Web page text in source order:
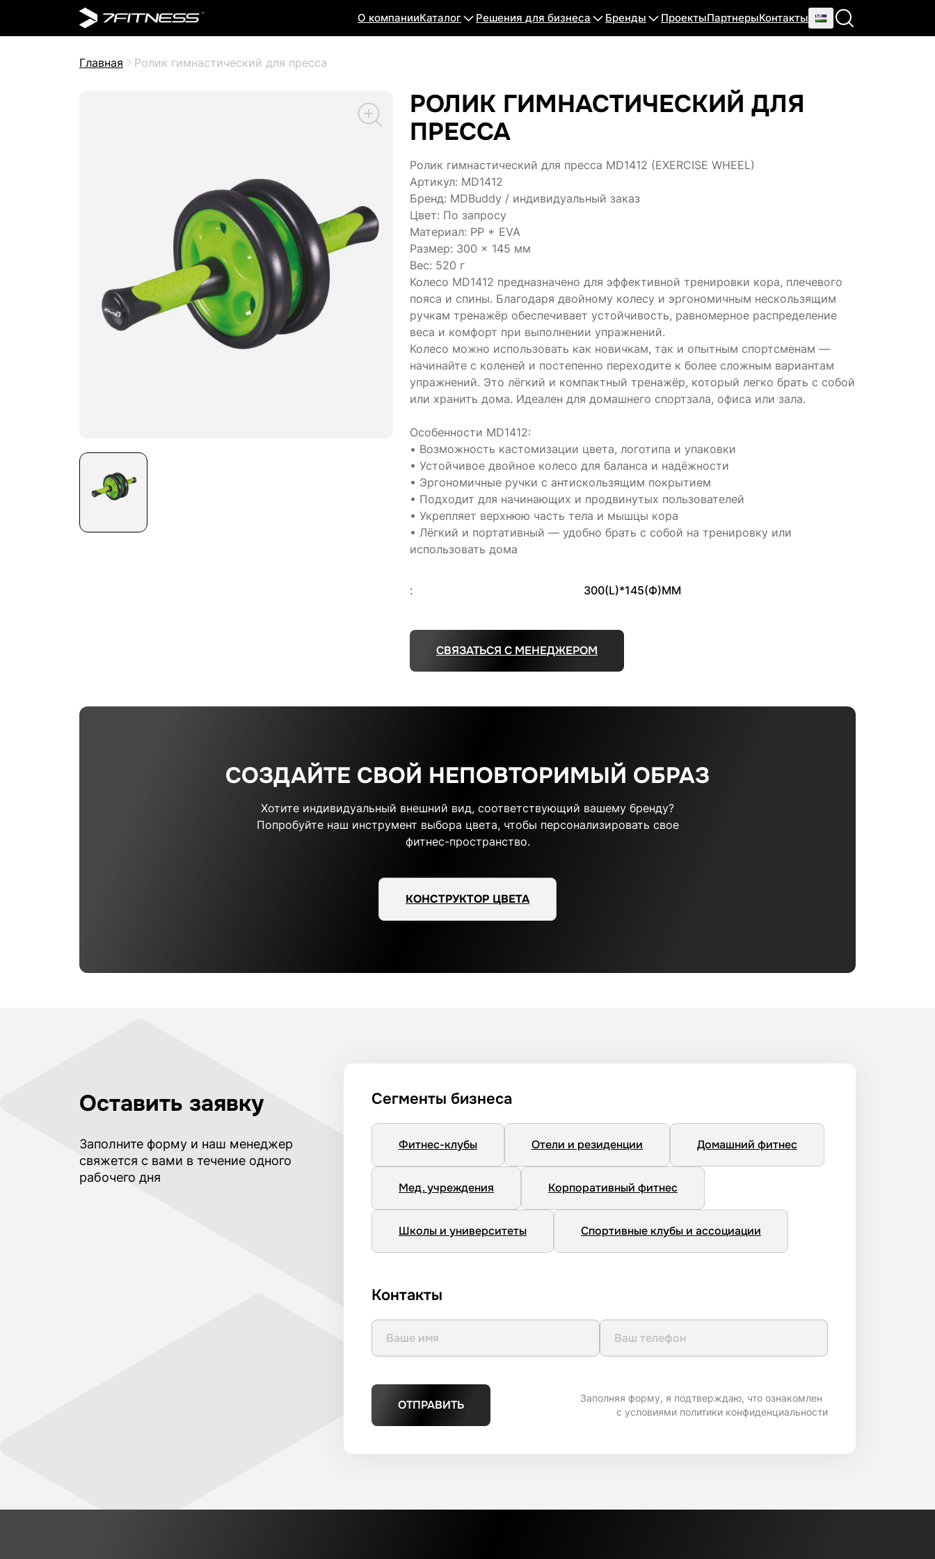
О компанииКаталог Решения для бизнеса Бренды ПроектыПартнерыКонтакты
Главная Ролик гимнастический для пресса
РОЛИК ГИМНАСТИЧЕСКИЙ ДЛЯ
ПРЕССА
Ролик гимнастический для пресса MD1412 (EXERCISE WHEEL)
Артикул: MD1412
Бренд: MDBuddy / индивидуальный заказ
Цвет: По запросу
Материал: PP + EVA
Размер: 300 × 145 мм
Вес: 520 г
Колесо MD1412 предназначено для эффективной тренировки кора, плечевого
пояса и спины. Благодаря двойному колесу и эргономичным нескользящим
ручкам тренажёр обеспечивает устойчивость, равномерное распределение
веса и комфорт при выполнении упражнений.
Колесо можно использовать как новичкам, так и опытным спортсменам —
начинайте с коленей и постепенно переходите к более сложным вариантам
упражнений. Это лёгкий и компактный тренажёр, который легко брать с собой
или хранить дома. Идеален для домашнего спортзала, офиса или зала.
Особенности MD1412:
• Возможность кастомизации цвета, логотипа и упаковки
• Устойчивое двойное колесо для баланса и надёжности
• Эргономичные ручки с антискользящим покрытием
• Подходит для начинающих и продвинутых пользователей
• Укрепляет верхнюю часть тела и мышцы кора
• Лёгкий и портативный — удобно брать с собой на тренировку или
использовать дома
: 300(L)*145(Ф)MM
СВЯЗАТЬСЯ С МЕНЕДЖЕРОМ
СОЗДАЙТЕ СВОЙ НЕПОВТОРИМЫЙ ОБРАЗ
Хотите индивидуальный внешний вид, соответствующий вашему бренду?
Попробуйте наш инструмент выбора цвета, чтобы персонализировать свое
фитнес-пространство.
КОНСТРУКТОР ЦВЕТА
Оставить заявку
Заполните форму и наш менеджер
свяжется с вами в течение одного
рабочего дня
Сегменты бизнеса
Фитнес-клубы Отели и резиденции Домашний фитнес
Мед. учреждения Корпоративный фитнес
Школы и университеты Спортивные клубы и ассоциации
Контакты
ОТПРАВИТЬ
Заполняя форму, я подтверждаю, что ознакомлен
с условиями политики конфиденциальности